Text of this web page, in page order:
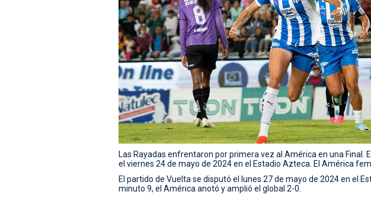
Las Rayadas enfrentaron por primera vez al América en una Final.
el viernes 24 de mayo de 2024 en el Estadio Azteca. El América
El partido de Vuelta se disputó el lunes 27 de mayo de 2024 en el
minuto 9, el América anotó y amplió el global 2-0.